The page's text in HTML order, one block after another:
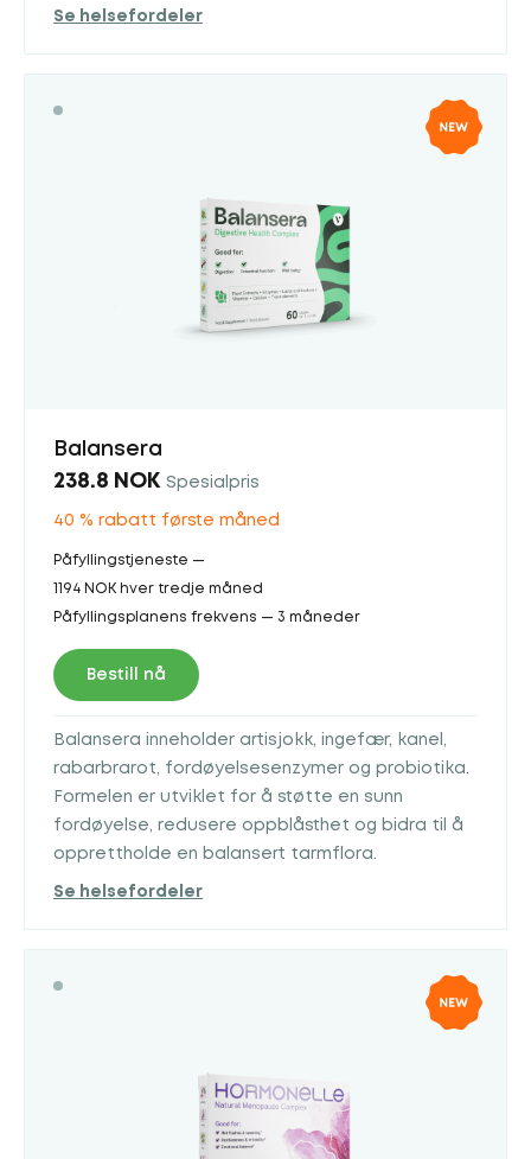
Se helsefordeler
Balansera
238.8 NOK Spesialpris
40 % rabatt første måned
Påfyllingstjeneste —
1194 NOK hver tredje måned
Påfyllingsplanens frekvens — 3 måneder
Bestill nå
Balansera inneholder artisjokk, ingefær, kanel,
rabarbrarot, fordøyelsesenzymer og probiotika.
Formelen er utviklet for å støtte en sunn
fordøyelse, redusere oppblåsthet og bidra til å
opprettholde en balansert tarmflora.
Se helsefordeler